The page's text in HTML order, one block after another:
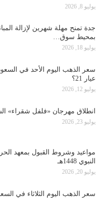
يوليو 8, 2026
جدة تمنح مهلة شهرين لإزالة
بمحيط سوق…
يوليو 18, 2026
سعر الذهب اليوم الأحد في
عيار 21؟
يوليو 12, 2026
انطلاق مهرجان «فلفل شقراء»
يوليو 23, 2026
مواعيد وشروط القبول بمعهد
النبوي 1448هـ
يوليو 20, 2026
سعر الذهب اليوم الثلاثاء في